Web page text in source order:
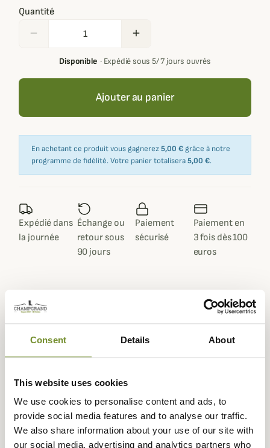
Consent Details About
This website uses cookies
We use cookies to personalise content and ads, to
provide social media features and to analyse our traffic.
We also share information about your use of our site with
our social media, advertising and analytics partners who
Quantité
remove add
Disponible· Expédié sous 5/ 7 jours ouvrés
Ajouter au panier
En achetant ce produit vous gagnerez5,00 € grâce à notre
programme de fidélité. Votre panier totalisera5,00 €.
Expédié dans
la journée
Échange ou
retour sous
90 jours
Paiement
sécurisé
Paiement en
3 fois dès 100
euros
Description
Staguntpropose aux chasseresses la veste York assez
la veste York Femme est composé à 100% de polyester,
entièrement doublée avec une membrane Stagunt
coupe-vent, elle est à la fois étanche et respirante pour
faire face à toutes les situations de chasse.